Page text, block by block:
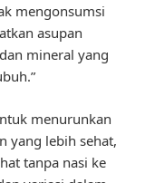
mengonsumsi
asupan
mineral yang
menurunkan
yang lebih sehat,
tanpa nasi ke